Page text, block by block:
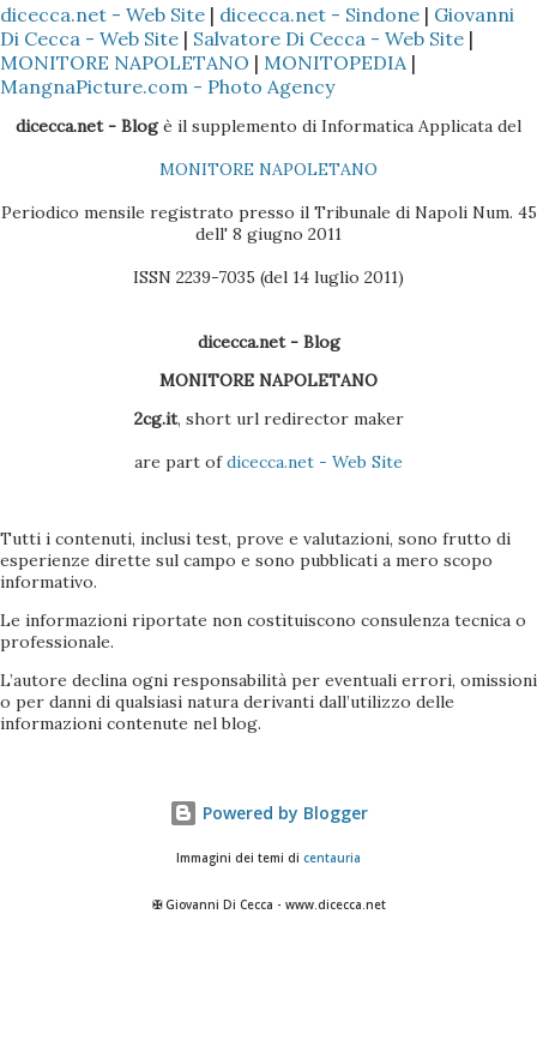
(ovviamente dipende sempre se il cellulare Nokia è il Vostro
o di un Vostro amico) del Nokia con l'Outlook, così che tutti
i dati presenti nella Rubrica siano copiati nella sezione
Contatti dell'Outlook 4 - Scaricare l'ultima versione del
dicecca.net - Web Site | dicecca.net - Sindone | Giovanni
Di Cecca - Web Site | Salvatore Di Cecca - Web Site |
MONITORE NAPOLETANO | MONITOPEDIA |
MangnaPicture.com - Photo Agency
dicecca.net - Blogè il supplemento di Informatica Applicata del
MONITORE NAPOLETANO
Periodico mensile registrato presso il Tribunale di Napoli Num. 45
dell' 8 giugno 2011
ISSN 2239-7035 (del 14 luglio 2011)
dicecca.net - Blog
MONITORE NAPOLETANO
2cg.it, short url redirector maker
are part ofdicecca.net - Web Site
Tutti i contenuti, inclusi test, prove e valutazioni, sono frutto di
esperienze dirette sul campo e sono pubblicati a mero scopo
informativo.
Le informazioni riportate non costituiscono consulenza tecnica o
professionale.
L’autore declina ogni responsabilità per eventuali errori, omissioni
o per danni di qualsiasi natura derivanti dall’utilizzo delle
informazioni contenute nel blog.
Powered by Blogger
Immagini dei temi di centauria
✠ Giovanni Di Cecca - www.dicecca.net